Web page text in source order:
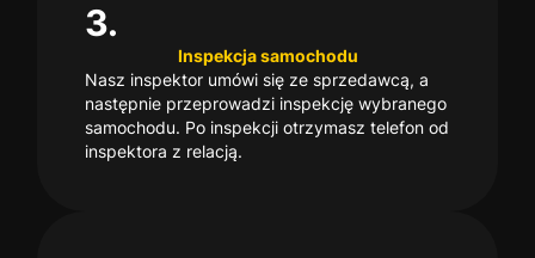
3.
Inspekcja samochodu
Nasz inspektor umówi się ze sprzedawcą, a
następnie przeprowadzi inspekcję wybranego
samochodu. Po inspekcji otrzymasz telefon od
inspektora z relacją.